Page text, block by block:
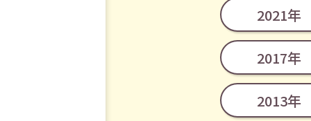
2021年
2017年
2013年